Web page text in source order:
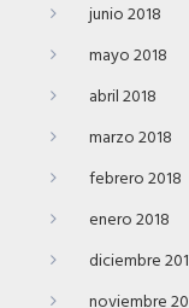
junio 2018
mayo 2018
abril 2018
marzo 2018
febrero 2018
enero 2018
diciembre